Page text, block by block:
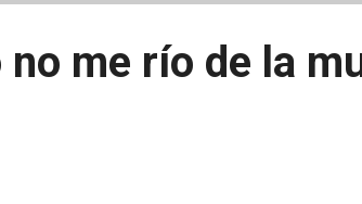
me río de la